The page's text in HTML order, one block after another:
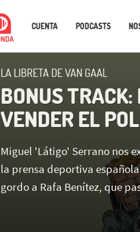
CUENTA PODCASTS
LA LIBRETA DE VAN GAAL
BONUS TRACK:
VENDER EL
Miguel 'Látigo' Serrano nos
la prensa deportiva
gordo a Rafa Benítez, que